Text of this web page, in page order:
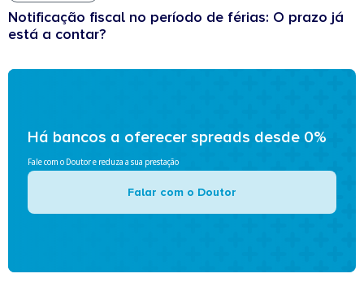
Notificação fiscal no período de férias: O prazo já
está a contar?
Há bancos a oferecer spreads desde 0%
Fale com o Doutor e reduza a sua prestação
Falar com o Doutor